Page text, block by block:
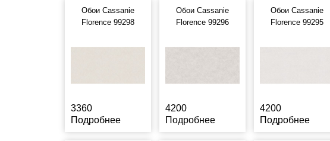
Обои Cassanie
Florence 99298
3360
Подробнее
Обои Cassanie
Florence 99296
4200
Подробнее
Обои Cassanie
Florence 99295
4200
Подробнее